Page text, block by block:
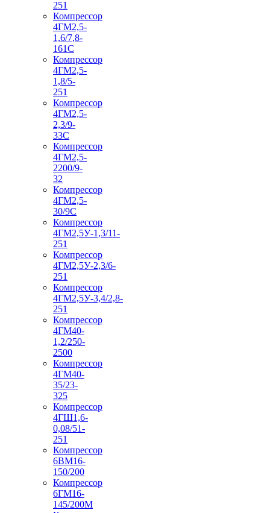
251
Компрессор
4ГМ2,5-
1,6/7,8-
161С
Компрессор
4ГМ2,5-
1,8/5-
251
Компрессор
4ГМ2,5-
2,3/9-
33С
Компрессор
4ГМ2,5-
2200/9-
32
Компрессор
4ГМ2,5-
30/9С
Компрессор
4ГМ2,5У-1,3/11-
251
Компрессор
4ГМ2,5У-2,3/6-
251
Компрессор
4ГМ2,5У-3,4/2,8-
251
Компрессор
4ГМ40-
1,2/250-
2500
Компрессор
4ГМ40-
35/23-
325
Компрессор
4ГШ1,6-
0,08/51-
251
Компрессор
6ВМ16-
150/200
Компрессор
6ГМ16-
145/200М